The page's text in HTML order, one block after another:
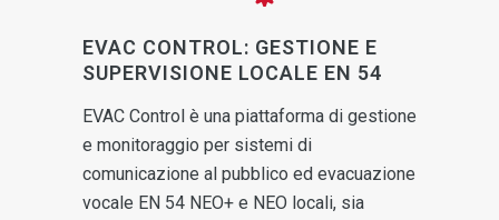
EVAC CONTROL: GESTIONE E
SUPERVISIONE LOCALE EN 54
EVAC Control è una piattaforma di gestione
e monitoraggio per sistemi di
comunicazione al pubblico ed evacuazione
vocale EN 54 NEO+ e NEO locali, sia